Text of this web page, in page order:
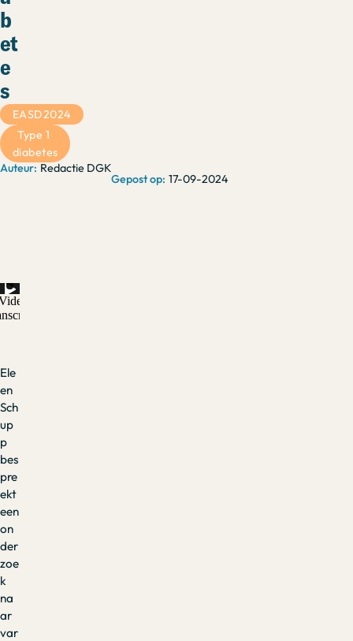
b
et
e
s
Redactie DGK
17-09-2024
EASD2024
Type 1
diabetes
Ele
en
Sch
up
p
bes
pre
ekt
een
on
der
zoe
k
na
ar
var